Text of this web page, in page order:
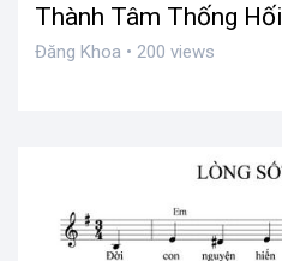
Thành Tâm Thống Hối
Đăng Khoa • 200 views